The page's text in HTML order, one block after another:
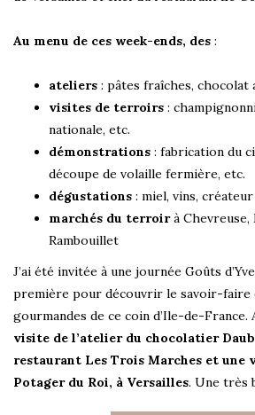
Au menu de ces week-ends, des :
ateliers : pâtes fraîches, chocolat
visites de terroirs :
nationale, etc.
démonstrations : fabrication du
découpe de volaille fermière, etc.
dégustations : miel, vins,
marchés du terroirà
Rambouillet
J’ai été invitée à une journée Goûts
première pour découvrir le savoir-faire
gourmandes de ce coin d’Ile-de-France.
visite de l’atelier du chocolatier
restaurant Les Trois Marches et une
Potager du Roi, à Versailles. Une très